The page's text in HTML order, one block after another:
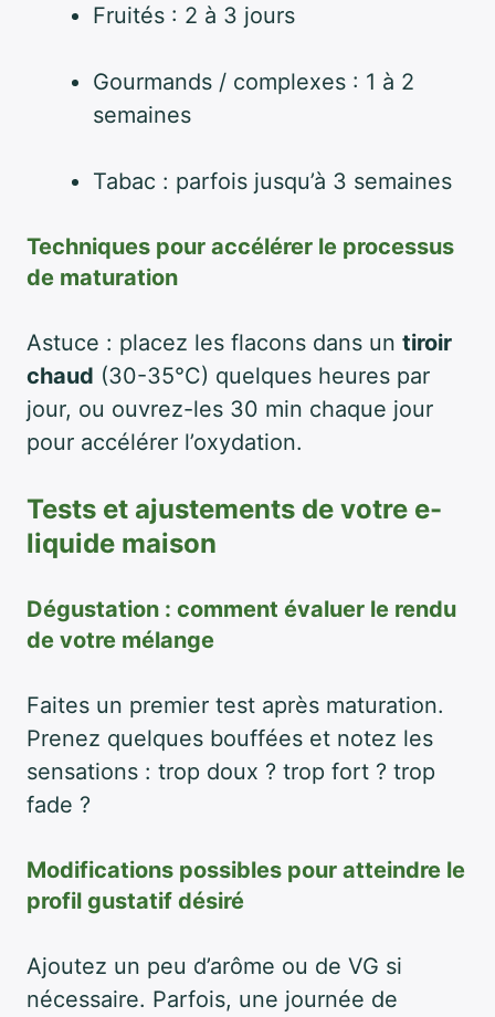
Fruités : 2 à 3 jours
Gourmands / complexes : 1 à 2
semaines
Tabac : parfois jusqu’à 3 semaines
Techniques pour accélérer le processus
de maturation
Astuce : placez les flacons dans un tiroir
chaud (30-35°C) quelques heures par
jour, ou ouvrez-les 30 min chaque jour
pour accélérer l’oxydation.
Tests et ajustements de votre e-
liquide maison
Dégustation : comment évaluer le rendu
de votre mélange
Faites un premier test après maturation.
Prenez quelques bouffées et notez les
sensations : trop doux ? trop fort ? trop
fade ?
Modifications possibles pour atteindre le
profil gustatif désiré
Ajoutez un peu d’arôme ou de VG si
nécessaire. Parfois, une journée de